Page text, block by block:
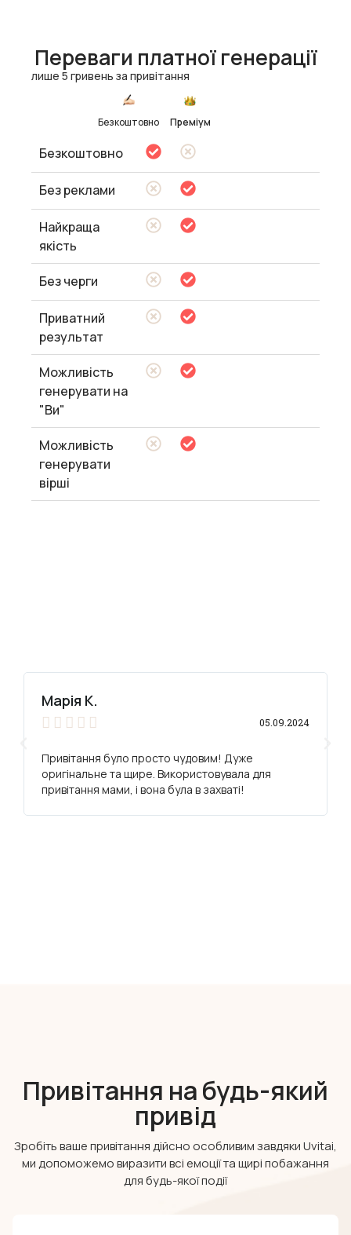
Переваги платної генерації
лише 5 гривень за привітання
Безкоштовно Преміум
Безкоштовно
Без реклами
Найкраща
якість
Без черги
Приватний
результат
Можливість
генерувати на
"Ви"
Можливість
генерувати
вірші
Марія К.
     05.09.2024
Привітання було просто чудовим! Дуже
оригінальне та щире. Використовувала для
привітання мами, і вона була в захваті!
Привітання на будь-який
привід
Зробіть ваше привітання дійсно особливим завдяки Uvitai,
ми допоможемо виразити всі емоції та щирі побажання
для будь-якої події